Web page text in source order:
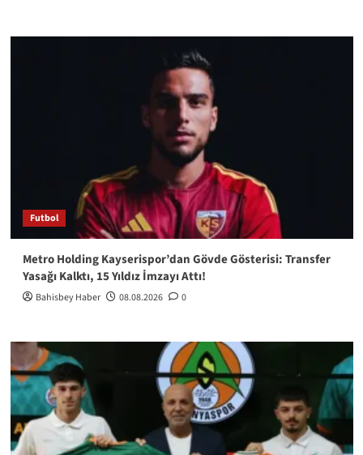
Futbol
Metro Holding Kayserispor’dan Gövde Gösterisi: Transfer
Yasağı Kalktı, 15 Yıldız İmzayı Attı!
Bahisbey Haber 08.08.2026 0